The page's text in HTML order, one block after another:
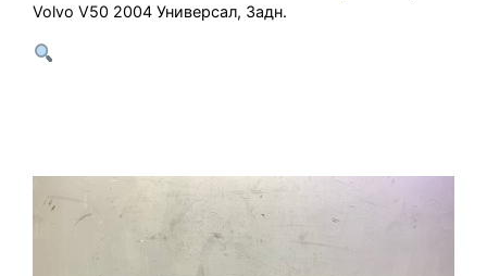
Volvo V50 2004 Универсал, Задн.